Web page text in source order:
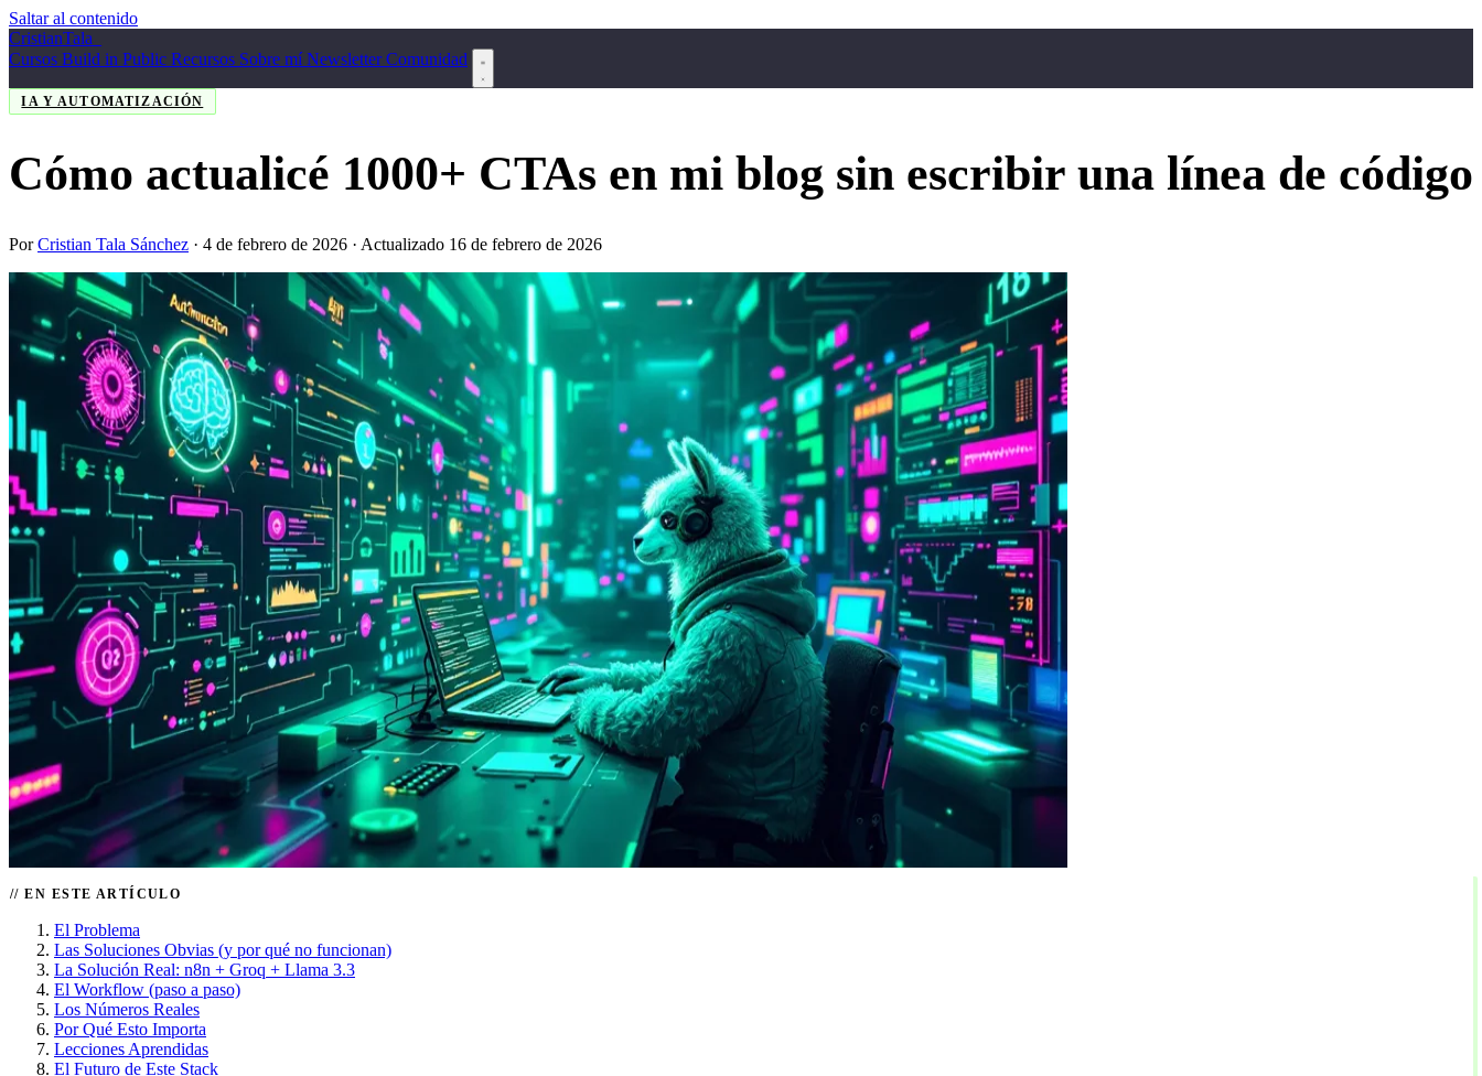
Saltar al contenido
CristianTala
Cursos Build in Public Recursos Sobre míNewsletterComunidad
IA Y AUTOMATIZACIÓN
Cómo actualicé 1000+ CTAs en mi blog sin escribir una línea de código
PorCristian Tala Sánchez · 4 de febrero de 2026 · Actualizado 16 de febrero de 2026
EN ESTE ARTÍCULO
El Problema
Las Soluciones Obvias (y por qué no funcionan)
La Solución Real: n8n + Groq + Llama 3.3
El Workflow (paso a paso)
Los Números Reales
Por Qué Esto Importa
Lecciones Aprendidas
El Futuro de Este Stack